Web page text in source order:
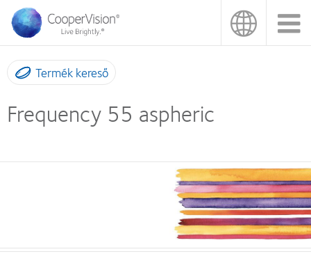
Ugrás
tartalomra
Termék kereső
Frequency 55 aspheric